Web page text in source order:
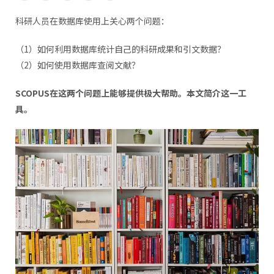
科研人员在数据库使用上关心两个问题：
（1）如何利用数据库统计自己的科研成果和引文数据？
（2）如何使用数据库查阅文献？
SCOPUS在这两个问题上能够提供极大帮助。本文简介这一工
具。